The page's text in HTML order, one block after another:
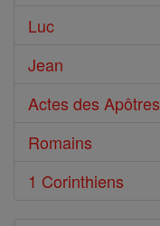
Luc
Jean
Actes des Apôtres
Romains
1 Corinthiens